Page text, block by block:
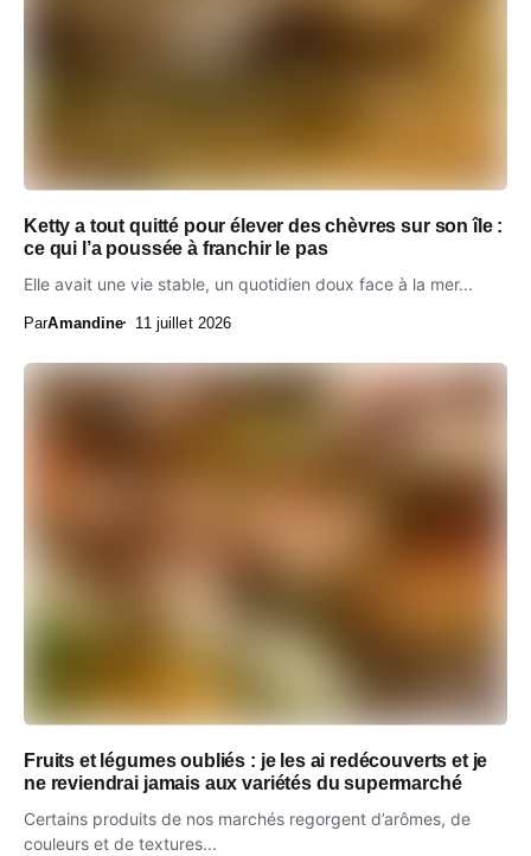
Ketty a tout quitté pour élever des chèvres sur son île :
ce qui l’a poussée à franchir le pas
Elle avait une vie stable, un quotidien doux face à la mer...
ParAmandine 11 juillet 2026
Fruits et légumes oubliés : je les ai redécouverts et je
ne reviendrai jamais aux variétés du supermarché
Certains produits de nos marchés regorgent d’arômes, de
couleurs et de textures...